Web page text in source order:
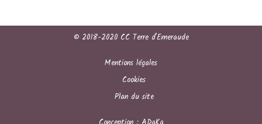
© 2018-2020 CC Terre d'Emeraude
Mentions légales
Cookies
Plan du site